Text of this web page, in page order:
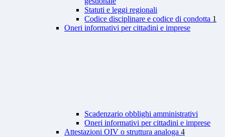
Statuti e leggi regionali
Codice disciplinare e codice di condotta 1
Oneri informativi per cittadini e imprese
Scadenzario obblighi amministrativi
Oneri informativi per cittadini e imprese
Attestazioni OIV o struttura analoga 4